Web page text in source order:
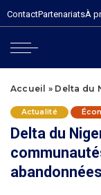
ContactPartenariatsÀ
Accueil » Delta du Niger :
Actualité
Delta du
abandonnées